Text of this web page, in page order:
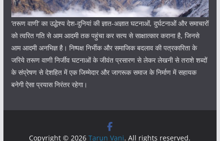
‘तरूण वाणी‘ का उद्धेश्य देश-दुनियां की ज्ञात-अज्ञात घटनाओं, दुर्घटनाओं और समाचारों
को त्वरित गति से आम आदमी तक पहुंचा कर सत्य से साक्षात्कार कराना है, जिनसे
आम आदमी अनभिज्ञ है। निष्पक्ष निर्भीक और समाजिक बदलाव की पत्रकारिता के
जरिये तरूण वाणी निर्जीव घटनाओं के जीवंत प्रसारण से लेकर लेखनी से तराशे शब्दों
के संप्रेषण से देशहित में एक जिम्मेदार और जागरूक समाज के निर्माण में सहायक
बनेगी ऐसा प्रयास निरंतर रहेगा।
Copyright © 2026Tarun Vani. All rights reserved.